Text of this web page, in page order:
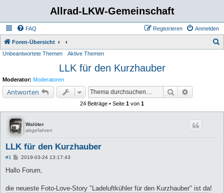
Allrad-LKW-Gemeinschaft
FAQ Anmelden
Registrieren
Foren-Übersicht
Unbeantwortete Themen Aktive Themen
LLK für den Kurzhauber
Moderator: Moderatoren
Antworten Suche
24 Beiträge • Seite 1 von 1
Walöter
abgefahren
LLK für den Kurzhauber
#1
B
i
a
2019-03-24 13:17:43
Hallo Forum,
die neueste Foto-Love-Story "Ladeluftkühler für den Kurzhauber" ist da!